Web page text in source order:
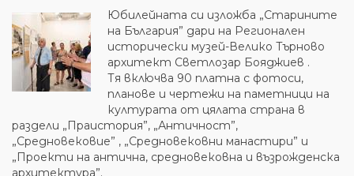
Юбилейната си изложба „Старините
на България” дари на Регионален
исторически музей-Велико Търново
архитект Светлозар Бояджиев .
Тя включва 90 платна с фотоси,
планове и чертежи на паметници на
културата от цялата страна в
раздели „Праистория”, „Античност”,
„Средновековие” , „Средновековни манастири” и
„Проекти на антична, средновековна и възрожденска
архитектура”.